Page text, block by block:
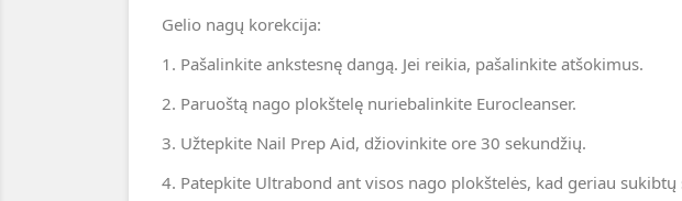
Gelio nagų korekcija:
1. Pašalinkite ankstesnę dangą. Jei reikia, pašalinkite atšokimus.
2. Paruoštą nago plokštelę nuriebalinkite Eurocleanser.
3. Užtepkite Nail Prep Aid, džiovinkite ore 30 sekundžių.
4. Patepkite Ultrabond ant visos nago plokštelės, kad geriau